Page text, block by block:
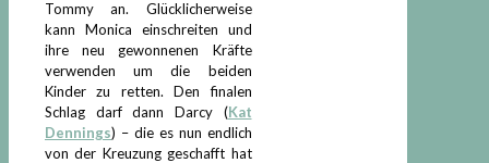
Tommy an. Glücklicherweise
kann Monica einschreiten und
ihre neu gewonnenen Kräfte
verwenden um die beiden
Kinder zu retten. Den finalen
Schlag darf dann Darcy (Kat
Dennings) – die es nun endlich
von der Kreuzung geschafft hat